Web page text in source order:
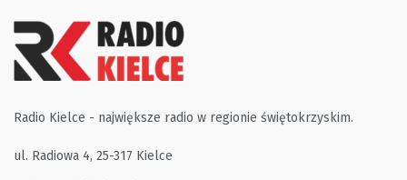
Radio Kielce - największe radio w regionie świętokrzyskim.
ul. Radiowa 4, 25-317 Kielce